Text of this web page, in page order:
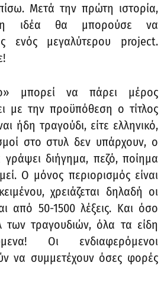
Μετά την πρώτη ιστορία,
ιδέα θα μπορούσε να
ενός μεγαλύτερου project.
μπορεί να πάρει μέρος
με την προϋπόθεση ο τίτλος
ήδη τραγούδι, είτε ελληνικό,
στο στυλ δεν υπάρχουν, ο
διήγημα, πεζό, ποίημα
Ο μόνος περιορισμός είναι
χρειάζεται δηλαδή οι
από 50-1500 λέξεις. Και όσο
τραγουδιών, όλα τα είδη
Οι ενδιαφερόμενοι
να συμμετέχουν όσες φορές